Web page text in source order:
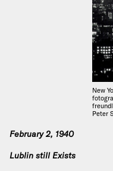
New
Peter
February 2, 1940
Lublin still Exists